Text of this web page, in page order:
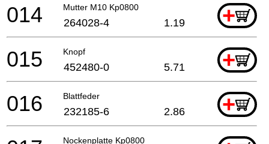
Mutter M10 Kp0800 +
014 264028-4 1.19
Knopf +
015 452480-0 5.71
Blattfeder +
016 232185-6 2.86
Nockenplatte Kp0800